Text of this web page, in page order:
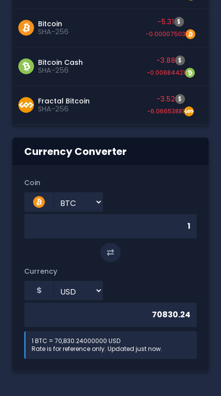
Bitcoin
SHA-256
-5.31 $
-0.00007503
Bitcoin Cash
SHA-256
-3.88 $
-0.00684421
Fractal Bitcoin
SHA-256
-3.52 $
-6.06653881
Currency Converter
Coin
⇄
Currency
$
1 BTC = 70,830.24000000 USD
Rate is for reference only. Updated just now.